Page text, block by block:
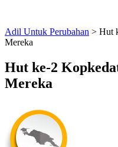
Adil Untuk Perubahan > Hut
Mereka
Hut ke-2
Mereka